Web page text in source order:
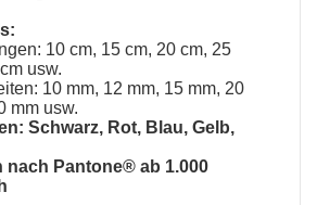
10 cm, 15 cm, 20 cm, 25
usw.
10 mm, 12 mm, 15 mm, 20
mm usw.
Schwarz, Rot, Blau, Gelb,
nach Pantone® ab 1.000